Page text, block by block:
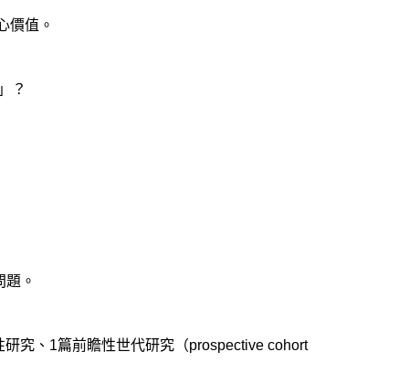
價值。
？
。
究、1篇前瞻性世代研究（prospective cohort